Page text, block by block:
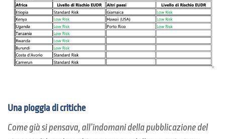
Una pioggia di critiche
Come già si pensava, all’indomani della pubblicazione del